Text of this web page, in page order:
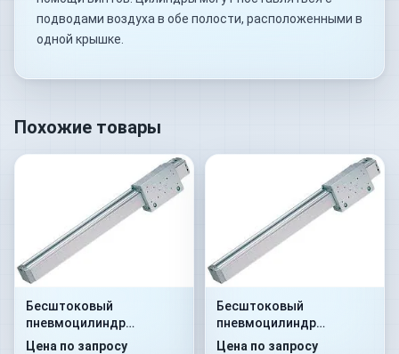
подводами воздуха в обе полости, расположенными в
одной крышке.
Похожие товары
Бесштоковый
пневмоцилиндр
52R2C25A0380
Цена по запросу
Бесштоковый
пневмоцилиндр
52R2C32A0330
Цена по запросу